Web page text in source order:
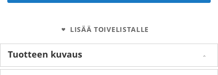
LISÄÄ TOIVELISTALLE
Tuotteen kuvaus